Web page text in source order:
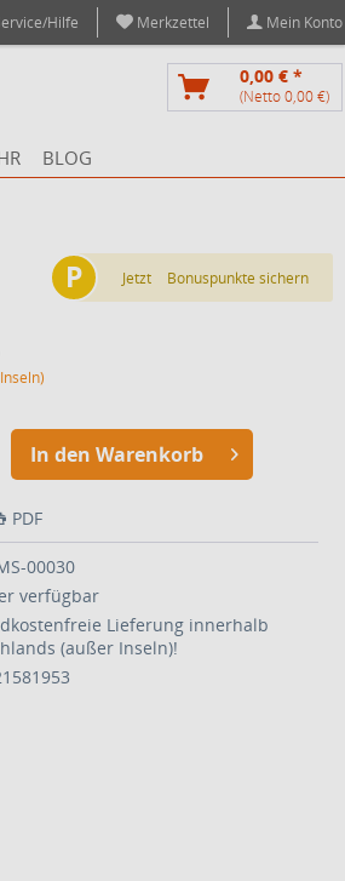
Hilfe Merkzettel Mein Konto
0,00 € *
(Netto 0,00 €)
BLOG
In den Warenkorb
PDF
00030
verfügbar
Lieferung innerhalb
(außer Inseln)!
P Jetzt Bonuspunkte sichern